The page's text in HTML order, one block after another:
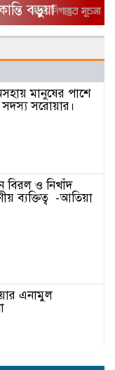
বড়ুয়া
মানুষের পাশে
সরোয়ার।
বিরল ও নিখাঁদ
ব্যক্তিত্ব -আতিয়া
এনামুল